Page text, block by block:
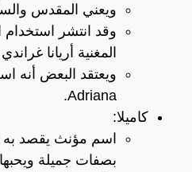
ويعني المقدس
وقد انتشر
المغنية أريانا غراندي Ariana Grande.
ويعتقد البعض أنه
Adriana.
كاميلا:
اسم مؤنث يقصد به
بصفات جميلة